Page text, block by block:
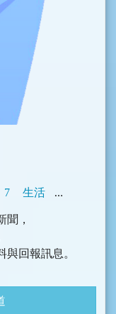
7 生活 新聞
聞，
與回報訊息。
new.reporte